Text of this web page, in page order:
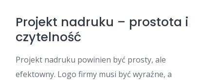
Projekt nadruku – prostota i
czytelność
Projekt nadruku powinien być prosty, ale
efektowny. Logo firmy musi być wyraźne, a